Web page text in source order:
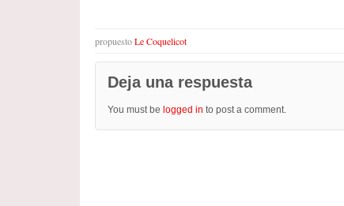
propuestoLe Coquelicot
Deja una respuesta
You must be logged in to post a comment.